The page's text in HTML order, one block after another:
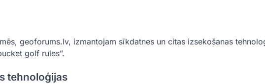
geoforums.lv, izmantojam sīkdatnes un citas izsekošanas
golf rules”.
tehnoloģijas